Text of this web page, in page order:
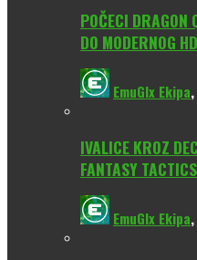
POČECI
DO MODERNOG
EmuGlx Ekipa,
IVALICE KROZ
FANTASY
EmuGlx Ekipa,